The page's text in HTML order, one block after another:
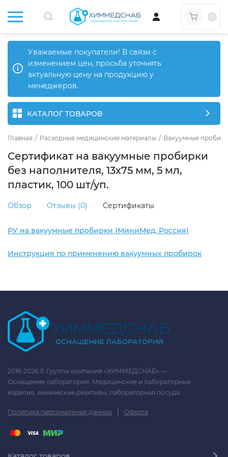
Уважаемые покупатели! В связи с
изменением цен, просьба уточнять
актуальную цену на продукцию у
менеджеров.
КАТАЛОГ ТОВАРОВ
Главная / Расходные медицинские материалы / Вакуумные
Сертификат на вакуумные пробирки
без наполнителя, 13х75 мм, 5 мл,
пластик, 100 шт/уп.
Обзор Отзывы (0) Сертификаты
РУ на вакуумные пробирки (МиниМед, Россия)
Инструкция по применению вакуумных пробирок
2016-2026 © Группа компаний «ХИММЕДСНАБ» —
Оснащение лабораторий. Медицинские и лабораторные
изделия, химические реактивы, лабораторная посуда.
Политика персональных данных | Оферта